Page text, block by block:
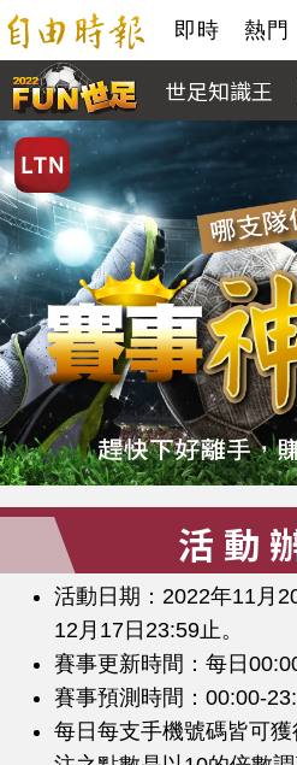
即時 熱門
世足知識王
活動
活動日期：2022年11月
12月17日23:59止。
賽事更新時間：每日
賽事預測時間：00:00-
每日每支手機號碼皆可